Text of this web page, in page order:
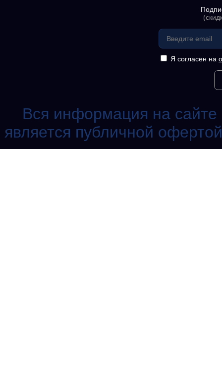
Я согласен на
Вся информация на сайте
является публичной